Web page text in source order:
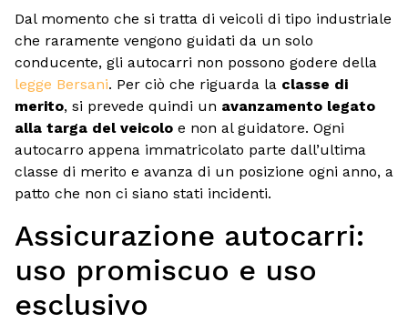
Dal momento che si tratta di veicoli di tipo industriale
che raramente vengono guidati da un solo
conducente, gli autocarri non possono godere della
legge Bersani. Per ciò che riguarda la classe di
merito, si prevede quindi un avanzamento legato
alla targa del veicolo e non al guidatore. Ogni
autocarro appena immatricolato parte dall’ultima
classe di merito e avanza di un posizione ogni anno, a
patto che non ci siano stati incidenti.
Assicurazione autocarri:
uso promiscuo e uso
esclusivo